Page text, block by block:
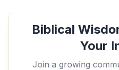
Biblical
Your
Join a growing